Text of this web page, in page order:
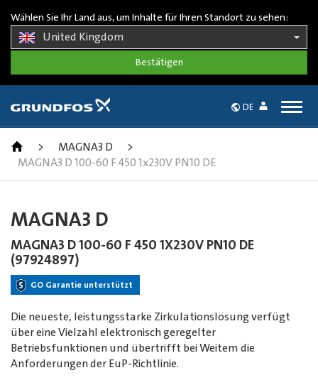
Wählen Sie Ihr Land aus, um Inhalte für Ihren Standort zu sehen:
United Kingdom
DE
> MAGNA3 D
>
MAGNA3 D 100-60 F 450 1x230V PN10 DE
MAGNA3 D
MAGNA3 D 100-60 F 450 1X230V PN10 DE
(97924897)
GO Garantie unterstützt
Die neueste, leistungsstarke Zirkulationslösung verfügt
über eine Vielzahl elektronisch geregelter
Betriebsfunktionen und übertrifft bei Weitem die
Anforderungen der EuP-Richtlinie.